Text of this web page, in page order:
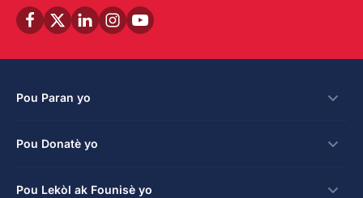
Pou Paran yo
Bousdetid
Pou Donatè yo
Fason pou bay
Pou Lekòl ak Founisè yo